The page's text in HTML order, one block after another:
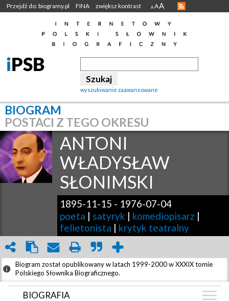
Przejdź do: biogramy.pl FINA zwiększ kontrast A AA
wyszukiwanie zaawansowane
BIOGRAM
POSTACI Z TEGO OKRESU
ANTONI
WŁADYSŁAW
SŁONIMSKI
1895-11-15 - 1976-07-04
poeta | satyryk | komediopisarz |
felietonista | krytyk teatralny
Biogram został opublikowany w latach 1999-2000 w XXXIX tomie
Polskiego Słownika Biograficznego.
BIOGRAFIA